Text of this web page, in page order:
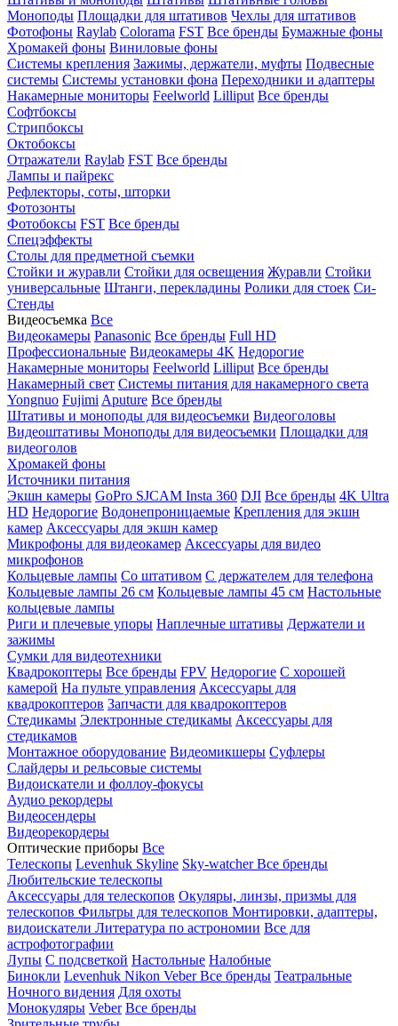
Моноподы Площадки для штативов Чехлы для штативов
Фотофоны Raylab Colorama FST Все бренды Бумажные фоны
Хромакей фоны Виниловые фоны
Системы крепления Зажимы, держатели, муфты Подвесные
системы Системы установки фона Переходники и адаптеры
Накамерные мониторы Feelworld Lilliput Все бренды
Софтбоксы
Стрипбоксы
Октобоксы
Отражатели Raylab FST Все бренды
Лампы и пайрекс
Рефлекторы, соты, шторки
Фотозонты
Фотобоксы FST Все бренды
Спецэффекты
Столы для предметной съемки
Стойки и журавли Стойки для освещения Журавли Стойки
универсальные Штанги, перекладины Ролики для стоек Си-
Стенды
Видеосъемка Все
Видеокамеры Panasonic Все бренды Full HD
Профессиональные Видеокамеры 4K Недорогие
Накамерные мониторы Feelworld Lilliput Все бренды
Накамерный свет Системы питания для накамерного света
Yongnuo Fujimi Aputure Все бренды
Штативы и моноподы для видеосъемки Видеоголовы
Видеоштативы Моноподы для видеосъемки Площадки для
видеоголов
Хромакей фоны
Источники питания
Экшн камеры GoPro SJCAM Insta 360 DJI Все бренды 4K Ultra
HD Недорогие Водонепроницаемые Крепления для экшн
камер Аксессуары для экшн камер
Микрофоны для видеокамер Аксессуары для видео
микрофонов
Кольцевые лампы Со штативом C держателем для телефона
Кольцевые лампы 26 см Кольцевые лампы 45 см Настольные
кольцевые лампы
Риги и плечевые упоры Наплечные штативы Держатели и
зажимы
Сумки для видеотехники
Квадрокоптеры Все бренды FPV Недорогие С хорошей
камерой На пульте управления Аксессуары для
квадрокоптеров Запчасти для квадрокоптеров
Стедикамы Электронные стедикамы Аксессуары для
стедикамов
Монтажное оборудование Видеомикшеры Суфлеры
Слайдеры и рельсовые системы
Видоискатели и фоллоу-фокусы
Аудио рекордеры
Видеосендеры
Видеорекордеры
Оптические приборы Все
Телескопы Levenhuk Skyline Sky-watcherВсе бренды
Любительские телескопы
Аксессуары для телескопов Окуляры, линзы, призмы для
телескопов Фильтры для телескопов Монтировки, адаптеры,
видоискатели Литература по астрономии Все для
астрофотографии
Лупы С подсветкой Настольные Налобные
Бинокли Levenhuk Nikon VeberВсе бренды Театральные
Ночного видения Для охоты
Монокуляры Veber Все бренды